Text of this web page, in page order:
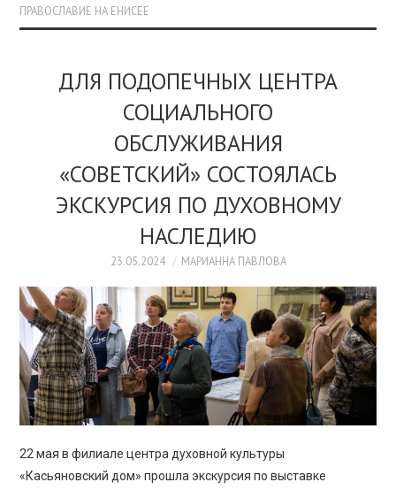
ПРАВОСЛАВИЕ НА ЕНИСЕЕ
ДЛЯ ПОДОПЕЧНЫХ ЦЕНТРА
СОЦИАЛЬНОГО
ОБСЛУЖИВАНИЯ
«СОВЕТСКИЙ» СОСТОЯЛАСЬ
ЭКСКУРСИЯ ПО ДУХОВНОМУ
НАСЛЕДИЮ
23.05.2024 МАРИАННА ПАВЛОВА
22 мая в филиале центра духовной культуры
«Касьяновский дом» прошла экскурсия по выставке